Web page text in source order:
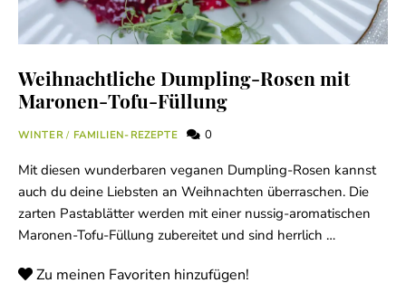
Weihnachtliche Dumpling-Rosen mit
Maronen-Tofu-Füllung
WINTER/ FAMILIEN-REZEPTE 0
Mit diesen wunderbaren veganen Dumpling-Rosen kannst
auch du deine Liebsten an Weihnachten überraschen. Die
zarten Pastablätter werden mit einer nussig-aromatischen
Maronen-Tofu-Füllung zubereitet und sind herrlich …
Zu meinen Favoriten hinzufügen!